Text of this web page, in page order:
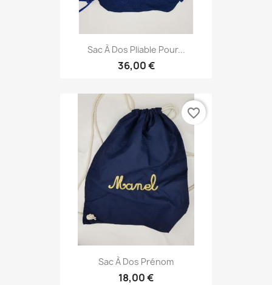
Sac À Dos Pliable Pour...
36,00 €
Sac À Dos Prénom
18,00 €
favorite_border